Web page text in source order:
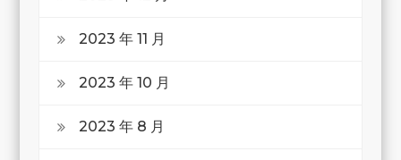
2023 年 11 月
2023 年 10 月
2023 年 8 月